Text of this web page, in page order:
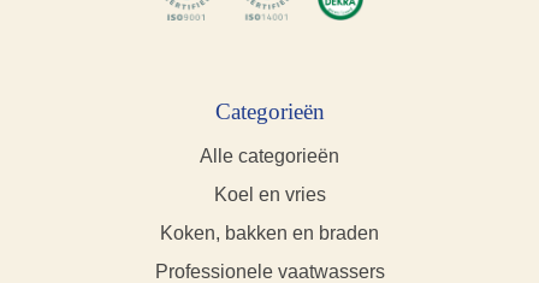
Categorieën
Alle categorieën
Koel en vries
Koken, bakken en braden
Professionele vaatwassers